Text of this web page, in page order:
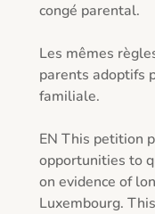
congé parental.
Les mêmes
parents adoptifs
familiale.
EN This petition
opportunities to
on evidence of
Luxembourg.